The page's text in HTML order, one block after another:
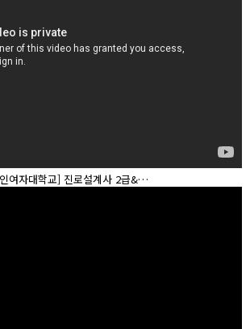
여자대학교] 진로설계사 2급&…